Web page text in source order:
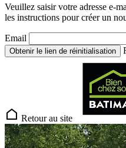
Veuillez saisir votre adresse e-
les instructions pour créer un
Email
Obtenir le lien de réinitialisation
Retour au site